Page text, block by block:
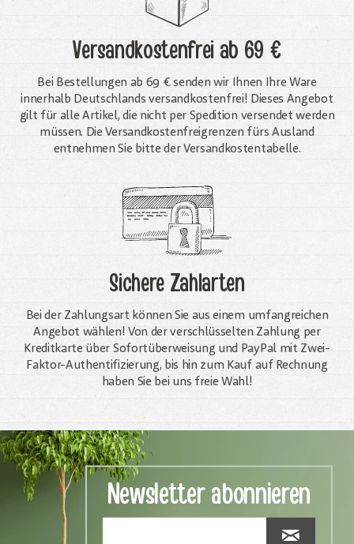
Versandkostenfreiab 69 €
Bei Bestellungen ab 69 € senden wir Ihnen Ihre Ware
innerhalb Deutschlands versandkostenfrei! Dieses Angebot
gilt für alle Artikel, die nicht per Spedition versendet werden
müssen. Die Versandkosten­freigrenzen fürs Ausland
entnehmen Sie bitte der Versandkostentabelle.
Sichere Zahlarten
Bei der Zahlungsart können Sie aus einem umfangreichen
Angebot wählen! Von der verschlüsselten Zahlung per
Kreditkarte über Sofortüberweisung und PayPal mit Zwei-
Faktor-Authentifizierung, bis hin zum Kauf auf Rechnung
haben Sie bei uns freie Wahl!
Newsletter abonnieren